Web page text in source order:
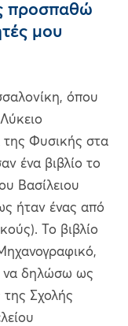
προσπαθώ
μου
όπου
της Φυσικής στα
ένα βιβλίο το
Βασίλειου
ήταν ένας από
Το βιβλίο
να δηλώσω ως
Σχολής